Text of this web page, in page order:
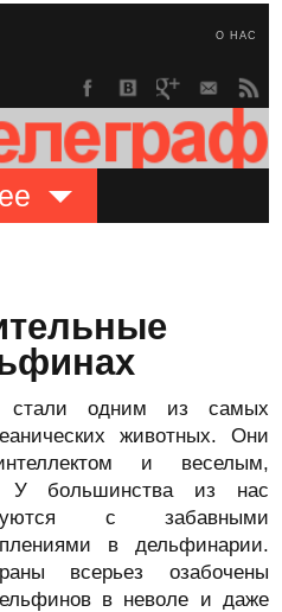
О НАС
одним из самых
животных. Они
и веселым,
У большинства из нас
с забавными
в дельфинарии.
всерьез озабочены
в неволе и даже